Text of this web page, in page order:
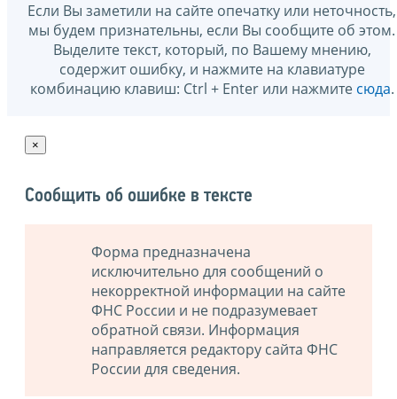
Если Вы заметили на сайте опечатку или неточность,
мы будем признательны, если Вы сообщите об этом.
Выделите текст, который, по Вашему мнению,
содержит ошибку, и нажмите на клавиатуре
комбинацию клавиш: Ctrl + Enter или нажмите сюда.
×
Сообщить об ошибке в тексте
Форма предназначена
исключительно для сообщений о
некорректной информации на сайте
ФНС России и не подразумевает
обратной связи. Информация
направляется редактору сайта ФНС
России для сведения.